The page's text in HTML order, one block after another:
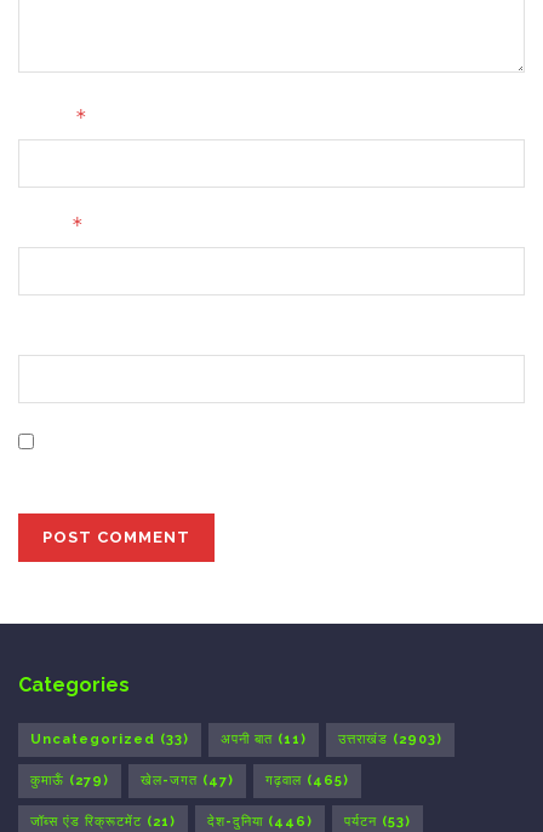
*
*
Categories
Uncategorized (33) अपनी बात (11) उत्तराखंड (2903)
कुमाऊँ (279) खेल-जगत (47) गढ़वाल (465)
जॉब्स एंड रिक्रूटमेंट (21) देश-दुनिया (446) पर्यटन (53)